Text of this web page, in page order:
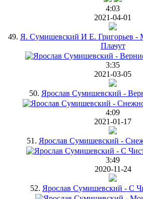
4:03
2021-04-01
49. Я. Сумишевский И Е. Григорьев
Плачут
3:35
2021-03-05
50. Ярослав Сумишевский -
4:09
2021-01-17
51. Ярослав Сумишевский -
3:49
2020-11-24
52. Ярослав Сумишевский - С